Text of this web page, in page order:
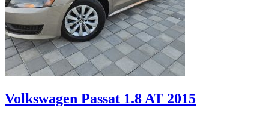
Volkswagen Passat 1.8 AT 2015